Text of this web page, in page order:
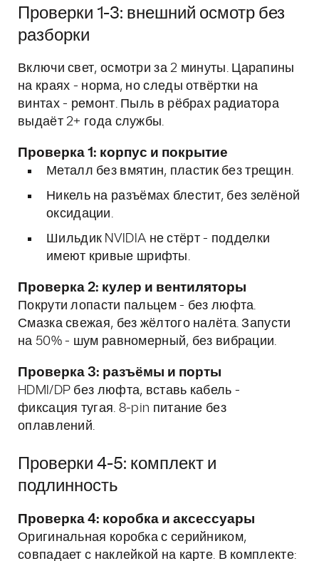
Проверки 1-3: внешний осмотр без
разборки
Включи свет, осмотри за 2 минуты. Царапины
на краях - норма, но следы отвёртки на
винтах - ремонт. Пыль в рёбрах радиатора
выдаёт 2+ года службы.
Проверка 1: корпус и покрытие
Металл без вмятин, пластик без трещин.
Никель на разъёмах блестит, без зелёной
оксидации.
Шильдик NVIDIA не стёрт - подделки
имеют кривые шрифты.
Проверка 2: кулер и вентиляторы
Покрути лопасти пальцем - без люфта.
Смазка свежая, без жёлтого налёта. Запусти
на 50% - шум равномерный, без вибрации.
Проверка 3: разъёмы и порты
HDMI/DP без люфта, вставь кабель -
фиксация тугая. 8-pin питание без
оплавлений.
Проверки 4-5: комплект и
подлинность
Проверка 4: коробка и аксессуары
Оригинальная коробка с серийником,
совпадает с наклейкой на карте. В комплекте: